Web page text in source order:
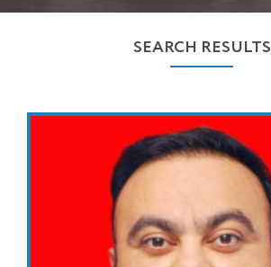
SEARCH RESULTS